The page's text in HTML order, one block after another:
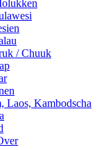
/ Chuuk
Laos, Kambodscha